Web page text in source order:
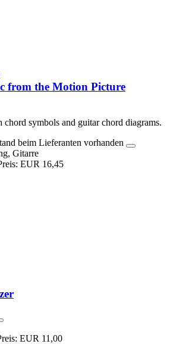
from the Motion Picture
symbols and guitar chord diagrams.
beim Lieferanten vorhanden
Gitarre
EUR 16,45
EUR 11,00